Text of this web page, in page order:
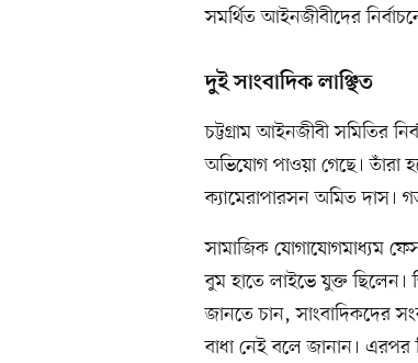
সমর্থিত আইনজীবীদের
দুই সাংবাদিক লাঞ্ছিত
চট্টগ্রাম আইনজীবী সমিতির
অভিযোগ পাওয়া গেছে। তাঁরা
ক্যামেরাপারসন অমিত দাস।
সামাজিক যোগাযোগমাধ্যম
বুম হাতে লাইভে যুক্ত ছিলেন।
জানতে চান, সাংবাদিকদের
বাধা নেই বলে জানান।